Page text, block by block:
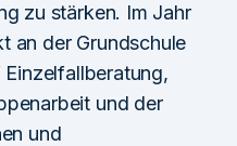
zu stärken. Im Jahr
an der Grundschule
und der
und